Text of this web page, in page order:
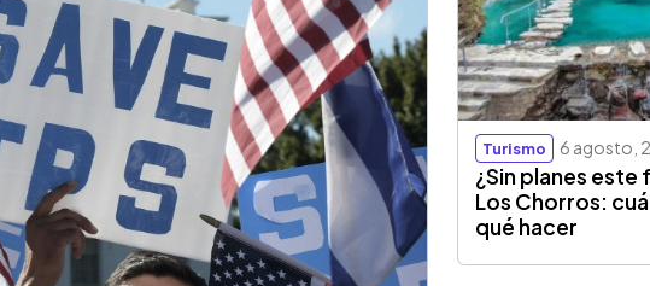
Turismo 6 agosto,
¿Sin planes este
Los Chorros:
qué hacer